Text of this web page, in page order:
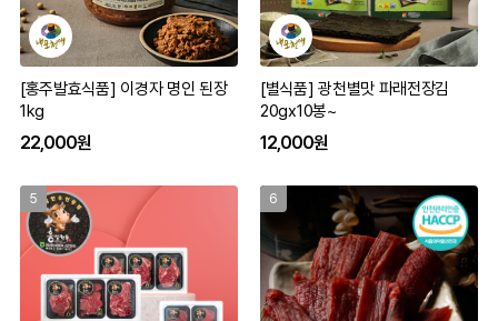
[홍주발효식품] 이경자 명인 된장
1kg
22,000원
[별식품] 광천별맛 파래전장김
20gx10봉~
12,000원
5 6